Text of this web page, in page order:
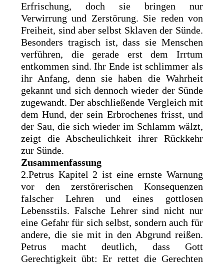
Erfrischung, doch sie bringen nur
Verwirrung und Zerstörung. Sie reden von
Freiheit, sind aber selbst Sklaven der Sünde.
Besonders tragisch ist, dass sie Menschen
verführen, die gerade erst dem Irrtum
entkommen sind. Ihr Ende ist schlimmer als
ihr Anfang, denn sie haben die Wahrheit
gekannt und sich dennoch wieder der Sünde
zugewandt. Der abschließende Vergleich mit
dem Hund, der sein Erbrochenes frisst, und
der Sau, die sich wieder im Schlamm wälzt,
zeigt die Abscheulichkeit ihrer Rückkehr
zur Sünde.
Zusammenfassung
2.Petrus Kapitel 2 ist eine ernste Warnung
vor den zerstörerischen Konsequenzen
falscher Lehren und eines gottlosen
Lebensstils. Falsche Lehrer sind nicht nur
eine Gefahr für sich selbst, sondern auch für
andere, die sie mit in den Abgrund reißen.
Petrus macht deutlich, dass Gott
Gerechtigkeit übt: Er rettet die Gerechten